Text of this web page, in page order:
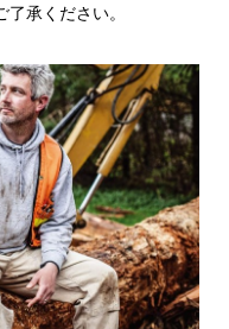
承ください。